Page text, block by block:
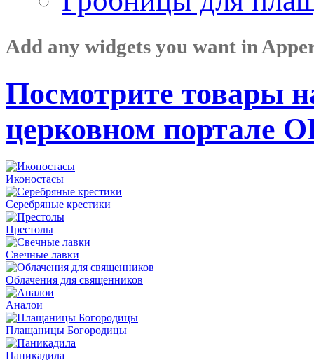
Add any widgets you want in
Посмотрите товары
церковном портале
Иконостасы
Серебряные крестики
Престолы
Свечные лавки
Облачения для священников
Аналои
Плащаницы Богородицы
Паникадила